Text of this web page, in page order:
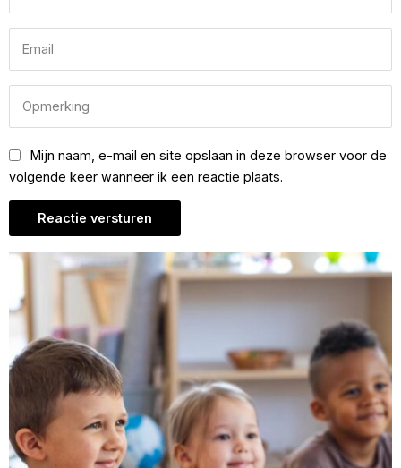
Mijn naam, e-mail en site opslaan in deze browser voor de
volgende keer wanneer ik een reactie plaats.